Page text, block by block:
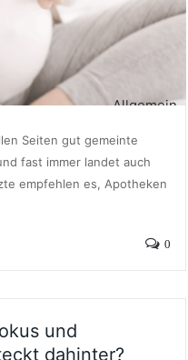
Allgemein
Seiten gut gemeinte
fast immer landet auch
empfehlen es, Apotheken
0
und
dahinter?